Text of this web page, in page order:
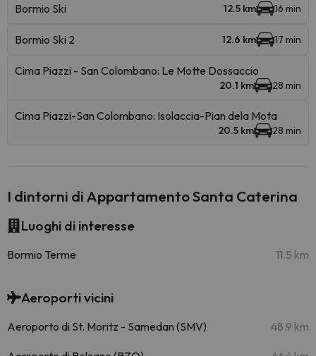
Bormio Ski 12.5 km 16 min
Bormio Ski 2 12.6 km 17 min
Cima Piazzi - San Colombano: Le Motte Dossaccio
20.1 km 28 min
Cima Piazzi-San Colombano: Isolaccia-Pian dela Mota
20.5 km 28 min
I dintorni di Appartamento Santa Caterina
Luoghi di interesse
Bormio Terme 11.5 km
Aeroporti vicini
Aeroporto di St. Moritz - Samedan (SMV) 48.9 km